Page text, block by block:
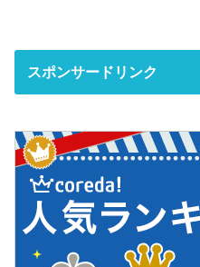
スポンサードリンク